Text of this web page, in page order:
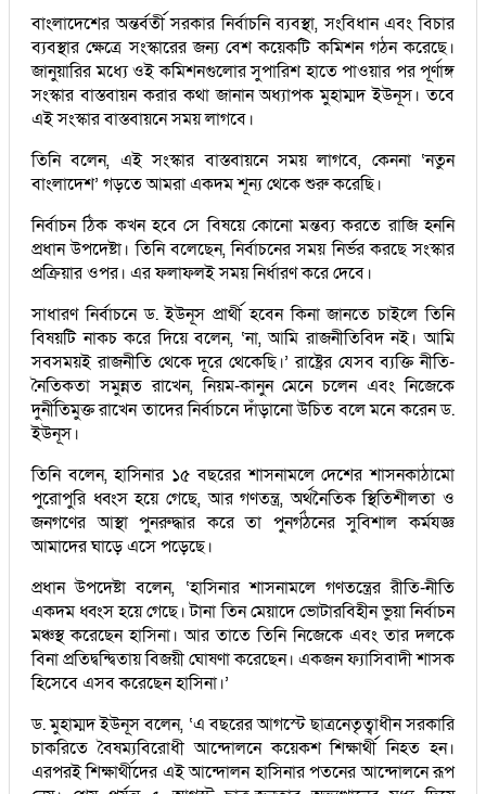
বাংলাদেশের অন্তর্বর্তী সরকার নির্বাচনি ব্যবস্থা, সংবিধান এবং বিচার
ব্যবস্থার ক্ষেত্রে সংস্কারের জন্য বেশ কয়েকটি কমিশন গঠন করেছে।
জানুয়ারির মধ্যে ওই কমিশনগুলোর সুপারিশ হাতে পাওয়ার পর পূর্ণাঙ্গ
সংস্কার বাস্তবায়ন করার কথা জানান অধ্যাপক মুহাম্মদ ইউনূস। তবে
এই সংস্কার বাস্তবায়নে সময় লাগবে।
তিনি বলেন, এই সংস্কার বাস্তবায়নে সময় লাগবে, কেননা ‘নতুন
বাংলাদেশ’ গড়তে আমরা একদম শূন্য থেকে শুরু করেছি।
নির্বাচন ঠিক কখন হবে সে বিষয়ে কোনো মন্তব্য করতে রাজি হননি
প্রধান উপদেষ্টা। তিনি বলেছেন, নির্বাচনের সময় নির্ভর করছে সংস্কার
প্রক্রিয়ার ওপর। এর ফলাফলই সময় নির্ধারণ করে দেবে।
সাধারণ নির্বাচনে ড. ইউনূস প্রার্থী হবেন কিনা জানতে চাইলে তিনি
বিষয়টি নাকচ করে দিয়ে বলেন, ‘না, আমি রাজনীতিবিদ নই। আমি
সবসময়ই রাজনীতি থেকে দূরে থেকেছি।’ রাষ্ট্রের যেসব ব্যক্তি নীতি-
নৈতিকতা সমুন্নত রাখেন, নিয়ম-কানুন মেনে চলেন এবং নিজেকে
দুর্নীতিমুক্ত রাখেন তাদের নির্বাচনে দাঁড়ানো উচিত বলে মনে করেন ড.
ইউনূস।
তিনি বলেন, হাসিনার ১৫ বছরের শাসনামলে দেশের শাসনকাঠামো
পুরোপুরি ধ্বংস হয়ে গেছে, আর গণতন্ত্র, অর্থনৈতিক স্থিতিশীলতা ও
জনগণের আস্থা পুনরুদ্ধার করে তা পুনর্গঠনের সুবিশাল কর্মযজ্ঞ
আমাদের ঘাড়ে এসে পড়েছে।
প্রধান উপদেষ্টা বলেন, ‘হাসিনার শাসনামলে গণতন্ত্রের রীতি-নীতি
একদম ধ্বংস হয়ে গেছে। টানা তিন মেয়াদে ভোটারবিহীন ভুয়া নির্বাচন
মঞ্চস্থ করেছেন হাসিনা। আর তাতে তিনি নিজেকে এবং তার দলকে
বিনা প্রতিদ্বন্দ্বিতায় বিজয়ী ঘোষণা করেছেন। একজন ফ্যাসিবাদী শাসক
হিসেবে এসব করেছেন হাসিনা।’
ড. মুহাম্মদ ইউনূস বলেন, ‘এ বছরের আগস্টে ছাত্রনেতৃত্বাধীন সরকারি
চাকরিতে বৈষম্যবিরোধী আন্দোলনে কয়েকশ শিক্ষার্থী নিহত হন।
এরপরই শিক্ষার্থীদের এই আন্দোলন হাসিনার পতনের আন্দোলনে রূপ